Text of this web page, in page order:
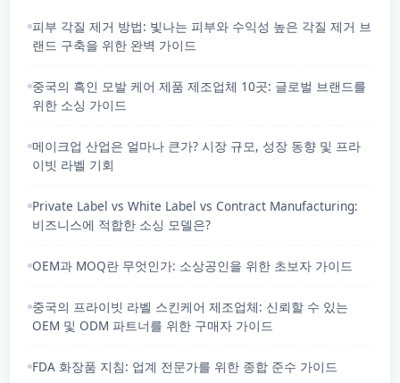
피부 각질 제거 방법: 빛나는 피부와 수익성 높은 각질 제거 브
랜드 구축을 위한 완벽 가이드
중국의 흑인 모발 케어 제품 제조업체 10곳: 글로벌 브랜드를
위한 소싱 가이드
메이크업 산업은 얼마나 큰가? 시장 규모, 성장 동향 및 프라
이빗 라벨 기회
Private Label vs White Label vs Contract Manufacturing:
비즈니스에 적합한 소싱 모델은?
OEM과 MOQ란 무엇인가: 소상공인을 위한 초보자 가이드
중국의 프라이빗 라벨 스킨케어 제조업체: 신뢰할 수 있는
OEM 및 ODM 파트너를 위한 구매자 가이드
FDA 화장품 지침: 업계 전문가를 위한 종합 준수 가이드